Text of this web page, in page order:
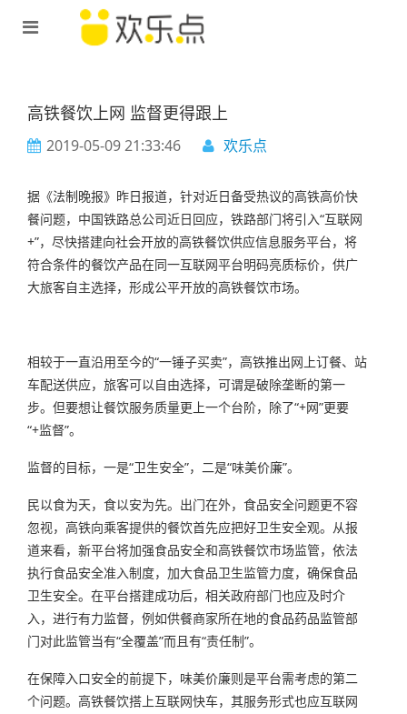
高铁餐饮上网 监督更得跟上
2019-05-09 21:33:46 欢乐点
据《法制晚报》昨日报道，针对近日备受热议的高铁高价快
餐问题，中国铁路总公司近日回应，铁路部门将引入“互联网
+”，尽快搭建向社会开放的高铁餐饮供应信息服务平台，将
符合条件的餐饮产品在同一互联网平台明码亮质标价，供广
大旅客自主选择，形成公平开放的高铁餐饮市场。
相较于一直沿用至今的“一锤子买卖”，高铁推出网上订餐、站
车配送供应，旅客可以自由选择，可谓是破除垄断的第一
步。但要想让餐饮服务质量更上一个台阶，除了“+网”更要
“+监督”。
监督的目标，一是“卫生安全”，二是“味美价廉”。
民以食为天，食以安为先。出门在外，食品安全问题更不容
忽视，高铁向乘客提供的餐饮首先应把好卫生安全观。从报
道来看，新平台将加强食品安全和高铁餐饮市场监管，依法
执行食品安全准入制度，加大食品卫生监管力度，确保食品
卫生安全。在平台搭建成功后，相关政府部门也应及时介
入，进行有力监督，例如供餐商家所在地的食品药品监管部
门对此监管当有“全覆盖”而且有“责任制”。
在保障入口安全的前提下，味美价廉则是平台需考虑的第二
个问题。高铁餐饮搭上互联网快车，其服务形式也应互联网